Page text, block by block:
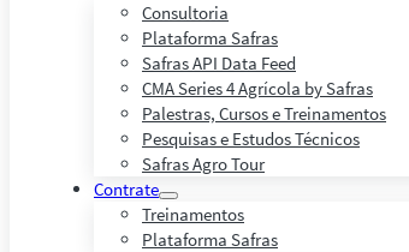
Consultoria
Plataforma Safras
Safras API Data Feed
CMA Series 4 Agrícola by Safras
Palestras, Cursos e Treinamentos
Pesquisas e Estudos Técnicos
Safras Agro Tour
Contrate
Treinamentos
Plataforma Safras